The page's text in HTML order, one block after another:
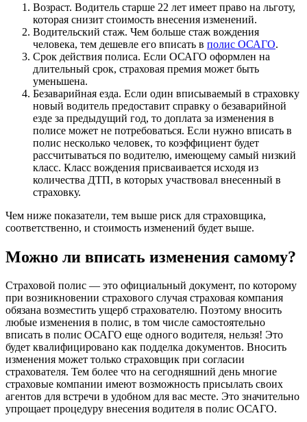
Возраст. Водитель старше 22 лет имеет право на льготу,
которая снизит стоимость внесения изменений.
Водительский стаж. Чем больше стаж вождения
человека, тем дешевле его вписать в полис ОСАГО.
Срок действия полиса. Если ОСАГО оформлен на
длительный срок, страховая премия может быть
уменьшена.
Безаварийная езда. Если один вписываемый в страховку
новый водитель предоставит справку о безаварийной
езде за предыдущий год, то доплата за изменения в
полисе может не потребоваться. Если нужно вписать в
полис несколько человек, то коэффициент будет
рассчитываться по водителю, имеющему самый низкий
класс. Класс вождения присваивается исходя из
количества ДТП, в которых участвовал внесенный в
страховку.
Чем ниже показатели, тем выше риск для страховщика,
соответственно, и стоимость изменений будет выше.
Можно ли вписать изменения самому?
Страховой полис — это официальный документ, по которому
при возникновении страхового случая страховая компания
обязана возместить ущерб страхователю. Поэтому вносить
любые изменения в полис, в том числе самостоятельно
вписать в полис ОСАГО еще одного водителя, нельзя! Это
будет квалифицировано как подделка документов. Вносить
изменения может только страховщик при согласии
страхователя. Тем более что на сегодняшний день многие
страховые компании имеют возможность присылать своих
агентов для встречи в удобном для вас месте. Это значительно
упрощает процедуру внесения водителя в полис ОСАГО.